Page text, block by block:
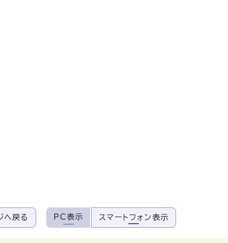
へ戻る PC表示 スマートフォン表示